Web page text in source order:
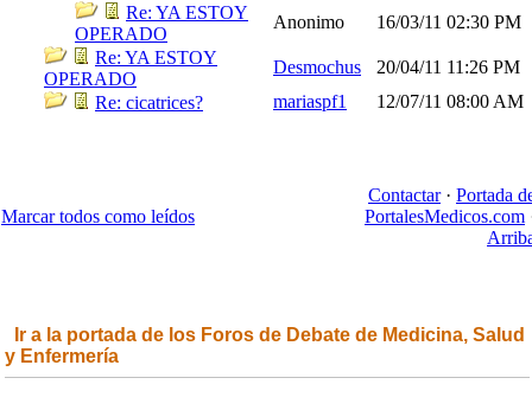
Re: YA ESTOY
OPERADO
Anonimo 16/03/11 02:30 PM
Re: YA ESTOY
OPERADO
Desmochus 20/04/11 11:26 PM
Re: cicatrices?
mariaspf1 12/07/11 08:00 AM
Marcar todos como leídos
Contactar· Portada
PortalesMedicos.com
Ir a la portada de los Foros de Debate de Medicina, Salud
y Enfermería